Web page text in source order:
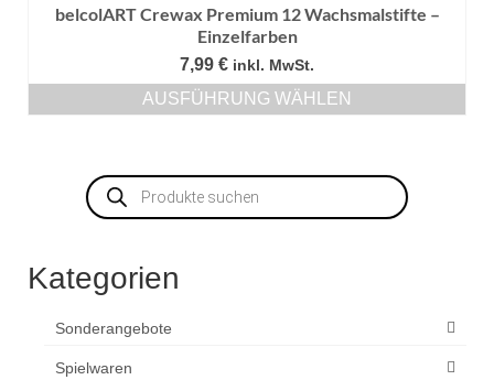
belcolART Crewax Premium 12 Wachsmalstifte –
Einzelfarben
7,99 € inkl. MwSt.
AUSFÜHRUNG WÄHLEN
mehrere
Products
search
Kategorien
Sonderangebote
Spielwaren